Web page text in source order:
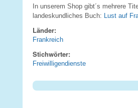
In unserem Shop gibt´s mehrere
landeskundliches Buch:
Lust auf
Länder:
Frankreich
Stichwörter:
Freiwilligendienste